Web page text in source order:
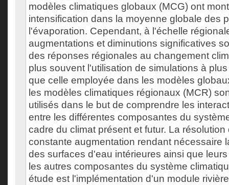
modèles climatiques globaux (MCG) ont
intensification dans la moyenne globale des
l'évaporation. Cependant, à l'échelle
augmentations et diminutions significatives
des réponses régionales au changement
plus souvent l'utilisation de simulations à
que celle employée dans les modèles
les modèles climatiques régionaux (MCR)
utilisés dans le but de comprendre les
entre les différentes composantes du
cadre du climat présent et futur. La
constante augmentation rendant nécessaire
des surfaces d'eau intérieures ainsi que
les autres composantes du système
étude est l'implémentation d'un module